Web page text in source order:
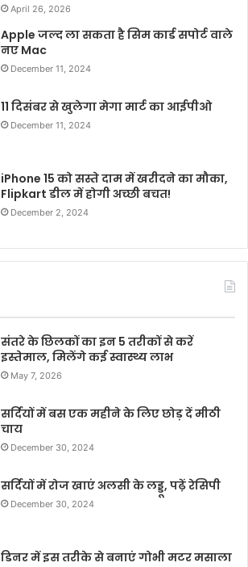
April 26, 2026
Apple जल्द ला सकता है सिम कार्ड सपोर्ट वाले
नए Mac
December 11, 2024
11 दिसंबर से खुलेगा मेगा मार्ट का आईपीओ
December 11, 2024
iPhone 15 को सस्ते दाम में खरीदने का मौका,
Flipkart डील में होगी अच्छी बचत!
December 2, 2024
संतरे के छिलकों का इन 5 तरीकों से करें
इस्तेमाल, मिलेंगे कई स्वास्थ्य लाभ
May 7, 2026
सर्दियों में बस एक महीने के लिए छोड़ दें मीठी
चाय
December 30, 2024
सर्दियों में रोज खाएं अलसी के लड्डू, पढ़ें रेसिपी
December 30, 2024
डिनर में इस तरीके से बनाएं गोभी मटर मसाला